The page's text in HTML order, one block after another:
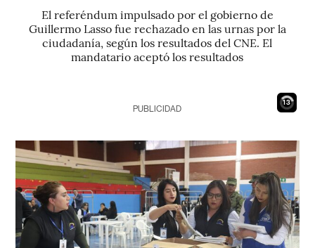
El referéndum impulsado por el gobierno de
Guillermo Lasso fue rechazado en las urnas por la
ciudadanía, según los resultados del CNE. El
mandatario aceptó los resultados
12
PUBLICIDAD